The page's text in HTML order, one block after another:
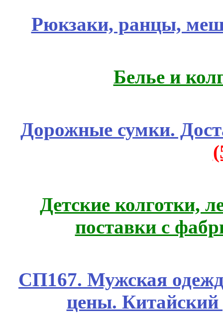
Рюкзаки, ранцы,
Белье и
Дорожные сумки.
Детские колготки,
поставки с
СП167. Мужская
цены.